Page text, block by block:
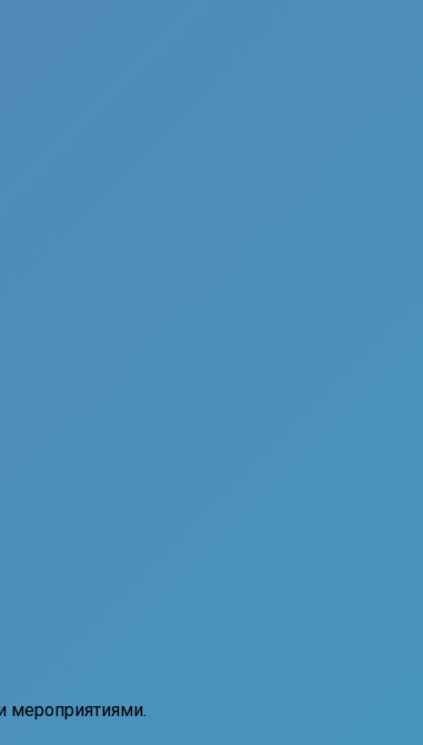
мероприятиями.